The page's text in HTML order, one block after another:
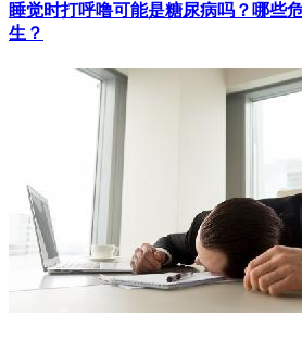
睡觉时打呼噜可能是糖尿病吗？哪些
生？